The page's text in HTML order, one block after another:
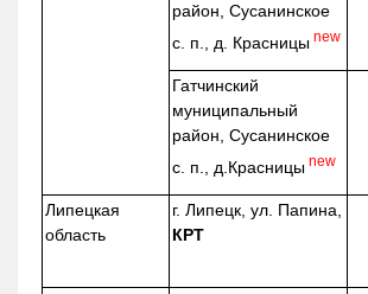
район, Сусанинское
с. п., д. Красницы new
Гатчинский
муниципальный
район, Сусанинское
с. п., д.Красницы new
Липецкая
область
г. Липецк, ул. Папина,
КРТ